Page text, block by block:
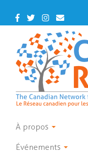
main
Facebook
TwitterInstagram
Contact
Us
À propos
Événements